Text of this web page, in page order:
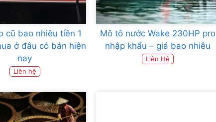
cũ bao nhiêu tiền 1
ở đâu có bán hiện
nay
Liên hệ
Mô tô nước Wake 230HP pro
nhập khẩu – giá bao nhiêu
Liên Hệ